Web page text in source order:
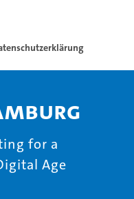
for a
Age